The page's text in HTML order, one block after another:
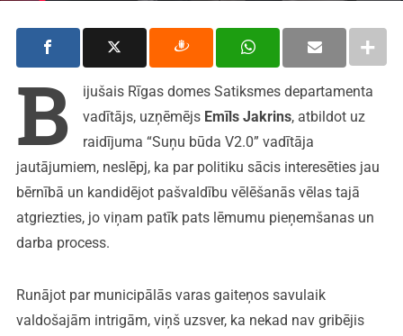
B
ijušais Rīgas domes Satiksmes departamenta
vadītājs, uzņēmējs Emīls Jakrins, atbildot uz
raidījuma “Suņu būda V2.0” vadītāja
jautājumiem, neslēpj, ka par politiku sācis interesēties jau
bērnībā un kandidējot pašvaldību vēlēšanās vēlas tajā
atgriezties, jo viņam patīk pats lēmumu pieņemšanas un
darba process.
Runājot par municipālās varas gaiteņos savulaik
valdošajām intrigām, viņš uzsver, ka nekad nav gribējis